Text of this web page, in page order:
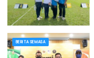
BERITA SEMASA